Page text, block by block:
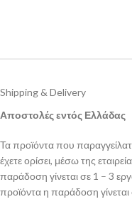
Shipping & Delivery
Αποστολές εντός Ελλάδας
Τα προϊόντα που
έχετε ορίσει, μέσω της
παράδοση γίνεται σε 1 – 3
προϊόντα η παράδοση γίνεται